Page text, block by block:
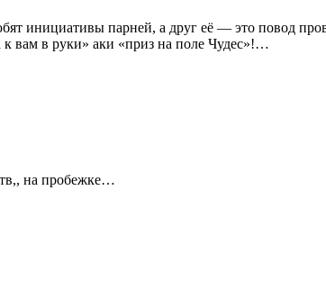
инициативы парней, а друг её — это повод
к вам в руки» аки «приз на поле Чудес»!…
на пробежке…